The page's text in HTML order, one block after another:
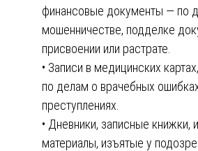
финансовые документы — по
мошенничестве, подделке
присвоении или растрате.
• Записи в медицинских
по делам о врачебных
преступлениях.
• Дневники, записные книжки,
материалы, изъятые у